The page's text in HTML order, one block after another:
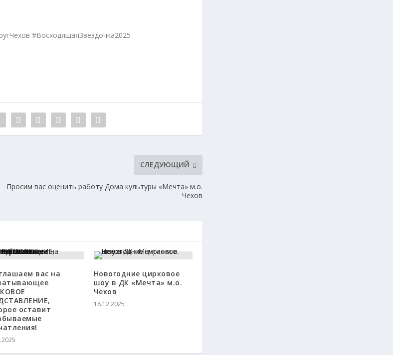
#ВосходящаяЗвездочка2025
СЛЕДУЮЩИЙ
Просим вас оценить работу Дома культуры «Мечта» м.о.
Чехов
вас на
оставит
Новогодние цирковое
шоу в ДК «Мечта» м.о.
Чехов
18.12.2025